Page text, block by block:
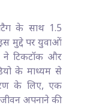
के साथ 1.5
मुद्दे पर युवाओं
ने टिकटॉक और
के माध्यम से
के लिए, एक
अपनाने की